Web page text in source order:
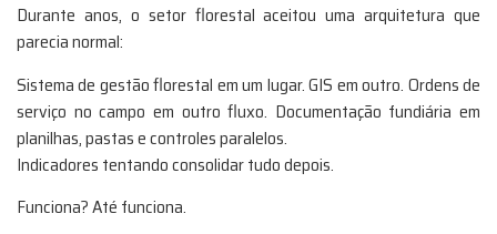
Durante anos, o setor florestal aceitou uma arquitetura que
parecia normal:
Sistema de gestão florestal em um lugar. GIS em outro. Ordens de
serviço no campo em outro fluxo. Documentação fundiária em
planilhas, pastas e controles paralelos.
Indicadores tentando consolidar tudo depois.
Funciona? Até funciona.